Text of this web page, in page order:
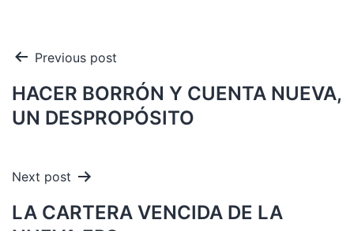
Navegación
de
entradas
Previous post
HACER BORRÓN Y CUENTA NUEVA,
UN DESPROPÓSITO
Next post
LA CARTERA VENCIDA DE LA